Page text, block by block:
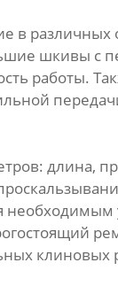
в различных
шкивы с
работы.
длина,
необходимым